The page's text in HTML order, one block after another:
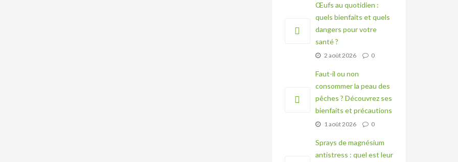
Œufs au quotidien :
quels bienfaits et quels
dangers pour votre
santé ?
2 août 2026 0
Faut-il ou non
consommer la peau des
pêches ? Découvrez ses
bienfaits et précautions
1 août 2026 0
Sprays de magnésium
antistress : quel est leur